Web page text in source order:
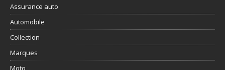
Assurance auto
Automobile
Collection
Marques
Moto